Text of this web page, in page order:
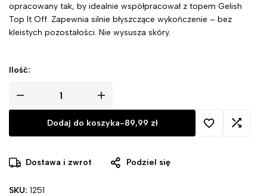
opracowany tak, by idealnie współpracował z topem Gelish
Top It Off. Zapewnia silnie błyszczące wykończenie – bez
kleistych pozostałości. Nie wysusza skóry.
Ilość:
Dodaj do koszyka-89,99 zł
Dostawa i zwrot Podziel się
SKU: 1251